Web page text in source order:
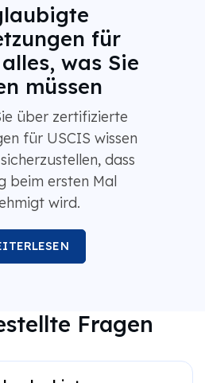
für
was Sie
müssen
über zertifizierte
für USCIS wissen
dass
beim ersten Mal
wird.
Fragen